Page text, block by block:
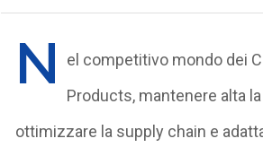
N
el competitivo mondo dei
Products, mantenere alta
ottimizzare la supply chain e